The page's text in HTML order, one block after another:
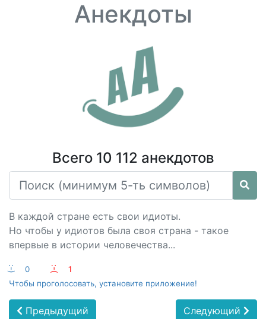
Анекдоты
Всего 10 112 анекдотов
В каждой стране есть свои идиоты.
Но чтобы у идиотов была своя страна - такое
впервые в истории человечества...
:-) 0 :-(
1
Чтобы проголосовать, установите приложение!
Предыдущий Следующий